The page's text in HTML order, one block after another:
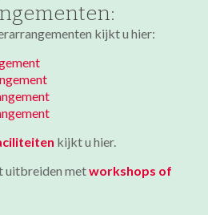
kijkt u hier:
kijkt u hier.
uitbreiden metworkshops of